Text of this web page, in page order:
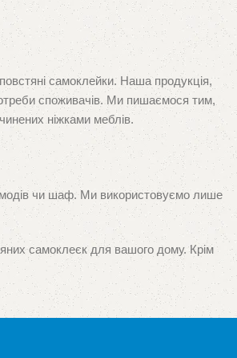
самоклейки. Наша продукція,
споживачів. Ми пишаємося тим,
ніжками меблів.
чи шаф. Ми використовуємо лише
самоклеєк для вашого дому. Крім
роздрібної торгівлі. Ваше